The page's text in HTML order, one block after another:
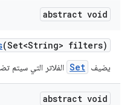
abstract void
(Set<String> filters)
يضيف Set الفلاتر التي سيتم
abstract void